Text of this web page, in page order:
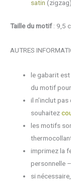
satin (zigzag).
Taille du motif: 9,5
AUTRES
le gabarit
du motif
il n’inclut
souhaitez
les motifs
imprimez la
personnelle
si